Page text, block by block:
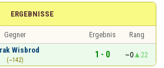
ERGEBNISSE
Gegner Ergebnis
Rang
Wisbrod
(~142)
1 - 0 ~0 22